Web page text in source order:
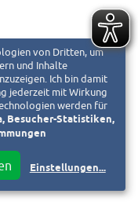
von Dritten, um
und Inhalte
Ich bin damit
jederzeit mit Wirkung
werden für
Besucher-Statistiken,
Einstellungen...